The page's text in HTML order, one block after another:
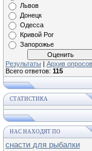
Львов
Донецк
Одесса
Кривой Рог
Запорожье
Результаты | Архив опросов
Всего ответов: 115
СТАТИСТИКА
НАС НАХОДЯТ ПО
снасти для рыбалки